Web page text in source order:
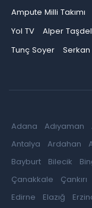
Ampute Milli Takımı
Yol TV
Alper
Tunç Soyer
Serkan
Adana Adıyaman
Antalya
Ardahan
Bayburt
Bilecik
Çanakkale
Çankırı
Edirne
Elazığ